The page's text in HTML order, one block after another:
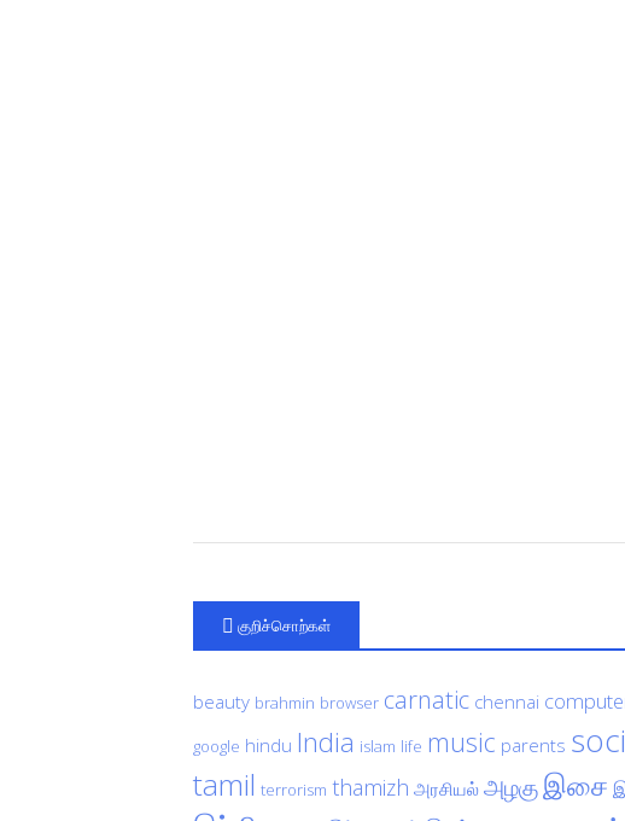
குறிச்சொற்கள்
beauty brahmin browser carnatic chennai
google hindu India islam life music parents
tamil terrorism thamizh அரசியல் அழகுஇசை